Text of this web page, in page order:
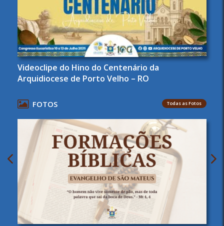
Videoclipe do Hino do Centenário da
Arquidiocese de Porto Velho – RO
FOTOS Todas as Fotos